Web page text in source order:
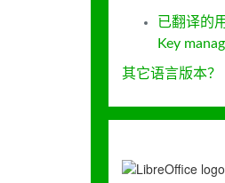
已翻译的
Key
其它语言版本？